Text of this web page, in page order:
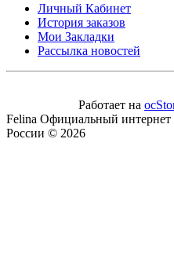
Личный Кабинет
История заказов
Мои Закладки
Рассылка новостей
Работает на
Felina Официальный интернет
России © 2026